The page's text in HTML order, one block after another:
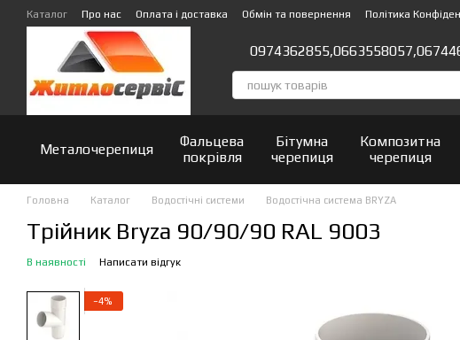
Перейти до основного контенту
Каталог Про нас Оплата і доставка Обмін та повернення Політика
Відгуки про магазин
0974362855,0663558057,
Металочерепиця
Фальцева
покрівля
Бітумна
черепиця
Композитна
черепиця
Головна Каталог Водостічні системи Водостічна система BRYZA
Трійник Bryza 90/90/90 RAL 9003
В наявності Написати відгук
−4%